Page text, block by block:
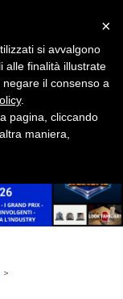
>
×
si avvalgono
alle finalità illustrate
il consenso a
.
pagina, cliccando
maniera,